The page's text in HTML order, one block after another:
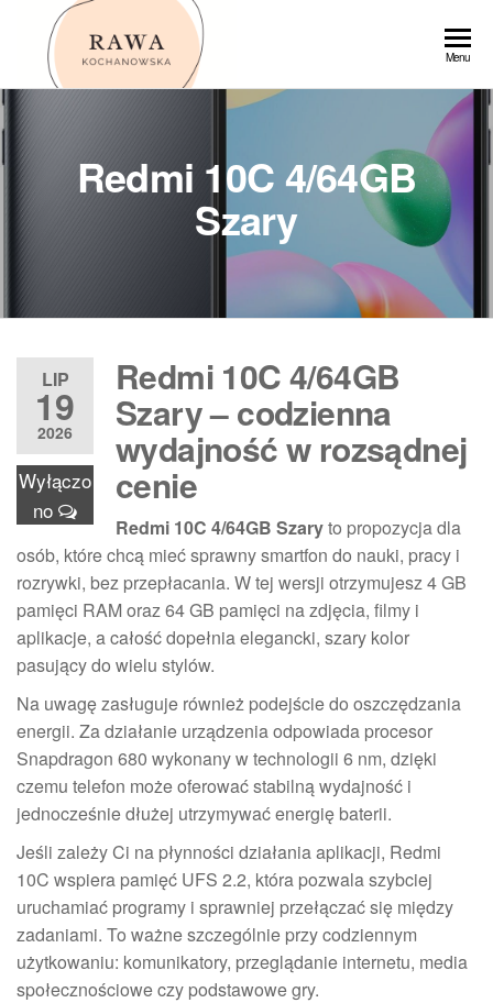
Przejdź
Menu
Redmi 10C 4/64GB
Szary
LIP
19
2026
Wyłączo
no
Redmi 10C 4/64GB
Szary – codzienna
wydajność w rozsądnej
cenie
Redmi 10C 4/64GB Szaryto propozycja dla
osób, które chcą mieć sprawny smartfon do nauki, pracy i
rozrywki, bez przepłacania. W tej wersji otrzymujesz 4 GB
pamięci RAM oraz 64 GB pamięci na zdjęcia, filmy i
aplikacje, a całość dopełnia elegancki, szary kolor
pasujący do wielu stylów.
Na uwagę zasługuje również podejście do oszczędzania
energii. Za działanie urządzenia odpowiada procesor
Snapdragon 680 wykonany w technologii 6 nm, dzięki
czemu telefon może oferować stabilną wydajność i
jednocześnie dłużej utrzymywać energię baterii.
Jeśli zależy Ci na płynności działania aplikacji, Redmi
10C wspiera pamięć UFS 2.2, która pozwala szybciej
uruchamiać programy i sprawniej przełączać się między
zadaniami. To ważne szczególnie przy codziennym
użytkowaniu: komunikatory, przeglądanie internetu, media
społecznościowe czy podstawowe gry.